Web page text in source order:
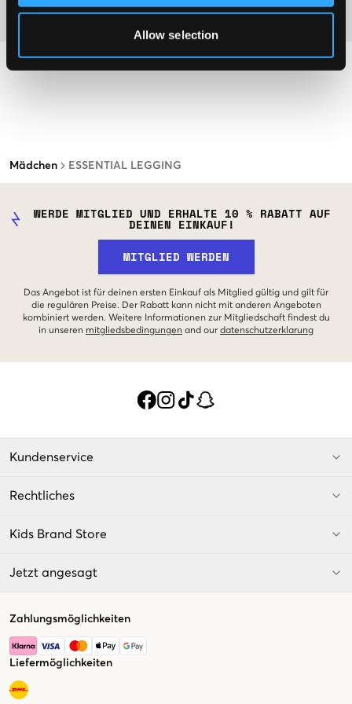
Allow selection
Mädchen ESSENTIAL LEGGING
Material
WERDE MITGLIED UND ERHALTE 10 % RABATT AUF
DEINEN EINKAUF!
MITGLIED WERDEN
Das Angebot ist für deinen ersten Einkauf als Mitglied gültig und gilt für
die regulären Preise. Der Rabatt kann nicht mit anderen Angeboten
kombiniert werden. Weitere Informationen zur Mitgliedschaft findest du
in unseren mitgliedsbedingungen and our datenschutzerklarung
Kundenservice
Rechtliches
Kids Brand Store
Jetzt angesagt
Zahlungsmöglichkeiten
Liefermöglichkeiten